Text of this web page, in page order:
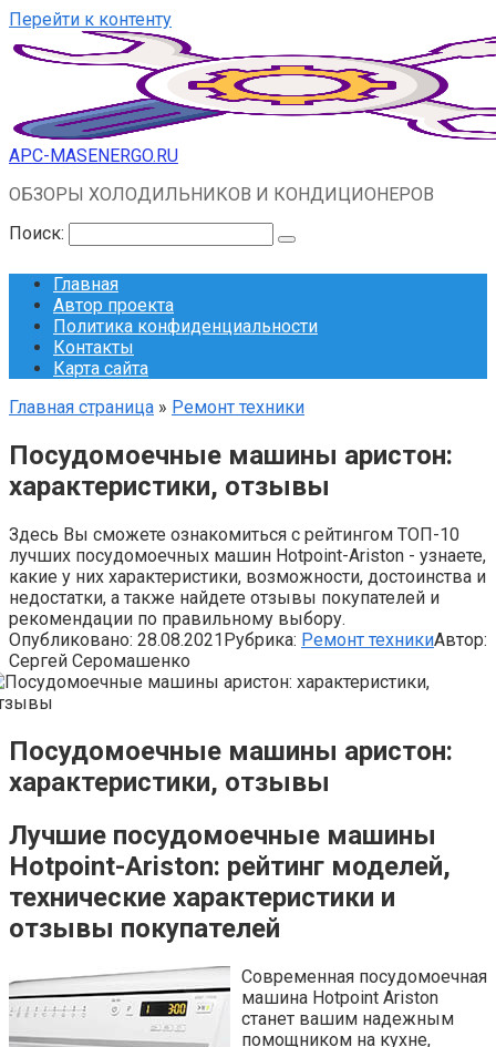
Перейти к контенту
APC-MASENERGO.RU
ОБЗОРЫ ХОЛОДИЛЬНИКОВ И КОНДИЦИОНЕРОВ
Поиск:
Главная
Автор проекта
Политика конфиденциальности
Контакты
Карта сайта
Главная страница » Ремонт техники
Посудомоечные машины аристон:
характеристики, отзывы
Здесь Вы сможете ознакомиться с рейтингом ТОП-10
лучших посудомоечных машин Hotpoint-Ariston - узнаете,
какие у них характеристики, возможности, достоинства и
недостатки, а также найдете отзывы покупателей и
рекомендации по правильному выбору.
Опубликовано: 28.08.2021Рубрика: Ремонт техникиАвтор:
Сергей Серомашенко
Посудомоечные машины аристон:
характеристики, отзывы
Лучшие посудомоечные машины
Hotpoint-Ariston: рейтинг моделей,
технические характеристики и
отзывы покупателей
Современная посудомоечная
машина Hotpoint Ariston
станет вашим надежным
помощником на кухне,